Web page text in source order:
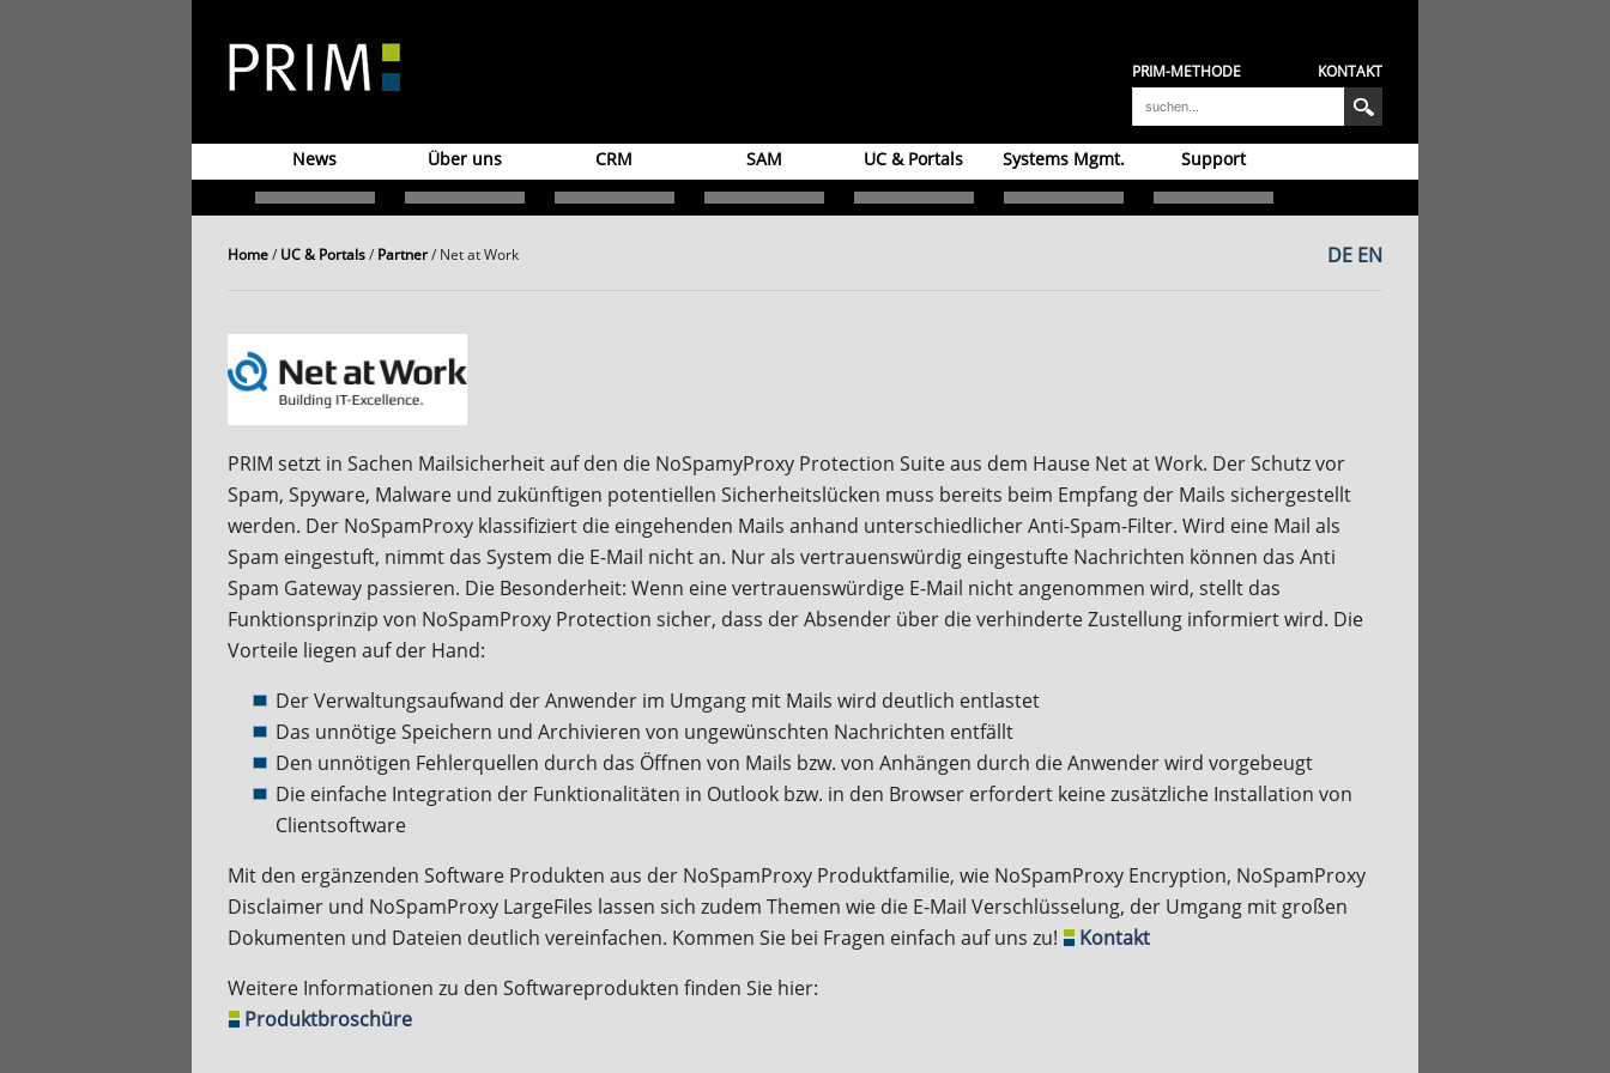
PRIM-METHODE KONTAKT
News Über uns CRM SAM UC & Portals Systems Mgmt. Support
Home/ UC & Portals/ Partner/ Net at Work DE EN
PRIM setzt in Sachen Mailsicherheit auf den die NoSpamyProxy Protection Suite aus dem Hause Net at Work. Der Schutz vor
Spam, Spyware, Malware und zukünftigen potentiellen Sicherheitslücken muss bereits beim Empfang der Mails sichergestellt
werden. Der NoSpamProxy klassifiziert die eingehenden Mails anhand unterschiedlicher Anti-Spam-Filter. Wird eine Mail als
Spam eingestuft, nimmt das System die E-Mail nicht an. Nur als vertrauenswürdig eingestufte Nachrichten können das Anti
Spam Gateway passieren. Die Besonderheit: Wenn eine vertrauenswürdige E-Mail nicht angenommen wird, stellt das
Funktionsprinzip von NoSpamProxy Protection sicher, dass der Absender über die verhinderte Zustellung informiert wird. Die
Vorteile liegen auf der Hand:
Der Verwaltungsaufwand der Anwender im Umgang mit Mails wird deutlich entlastet
Das unnötige Speichern und Archivieren von ungewünschten Nachrichten entfällt
Den unnötigen Fehlerquellen durch das Öffnen von Mails bzw. von Anhängen durch die Anwender wird vorgebeugt
Die einfache Integration der Funktionalitäten in Outlook bzw. in den Browser erfordert keine zusätzliche Installation von
Clientsoftware
Mit den ergänzenden Software Produkten aus der NoSpamProxy Produktfamilie, wie NoSpamProxy Encryption, NoSpamProxy
Disclaimer und NoSpamProxy LargeFiles lassen sich zudem Themen wie die E-Mail Verschlüsselung, der Umgang mit großen
Dokumenten und Dateien deutlich vereinfachen. Kommen Sie bei Fragen einfach auf uns zu!
Kontakt
Weitere Informationen zu den Softwareprodukten finden Sie hier:
Produktbroschüre